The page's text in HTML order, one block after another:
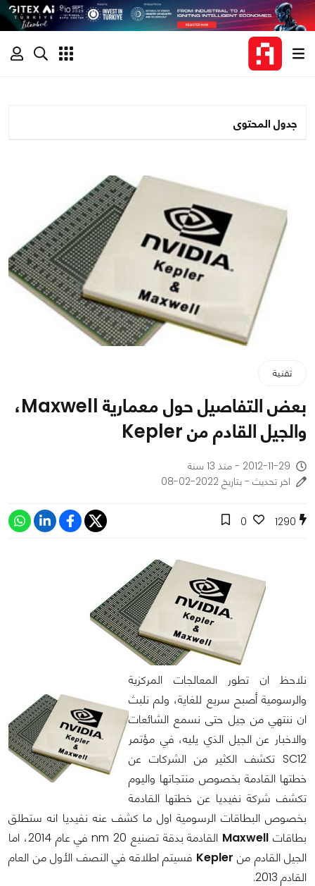
جدول المحتوى
تقنية
بعض التفاصيل حول معمارية Maxwell،
والجيل القادم من Kepler
2012-11-29 - منذ 13 سنة
اخر تحديث - بتاريخ 2022-02-08
1290
0
نلاحظ ان تطور المعالجات المركزية
والرسومية أصبح سريع للغاية، ولم نلبث
ان ننتهي من جيل حتى نسمع الشائعات
والاخبار عن الجيل الذي يليه، في مؤتمر
SC12 تكشف الكثير من الشركات عن
خطتها القادمة بخصوص منتجاتها واليوم
تكشف شركة نفيديا عن خطتها القادمة
بخصوص البطاقات الرسومية اول ما كشف عنه نفيديا انه ستطلق
بطاقات Maxwell
القادمة بدقة تصنيع 20 nm في عام 2014، اما
الجيل القادم من Kepler فسيتم اطلاقه في النصف الأول من العام
القادم 2013.